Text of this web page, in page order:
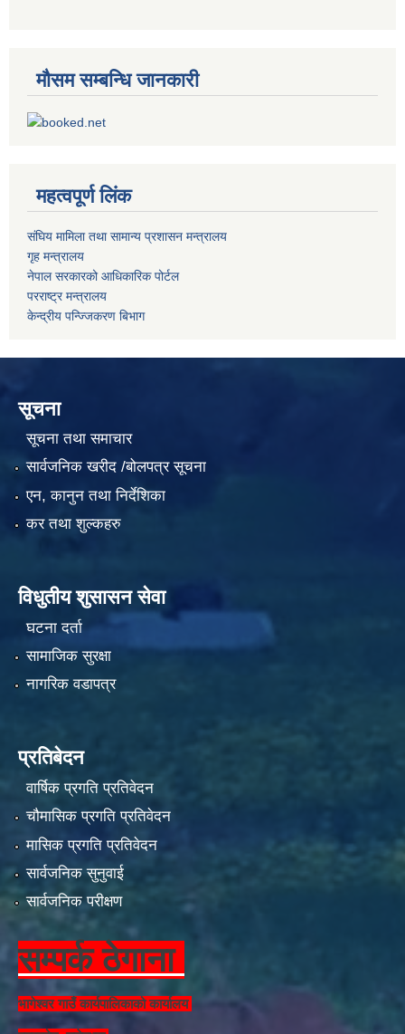
मौसम सम्बन्धि जानकारी
महत्वपूर्ण लिंक
संघिय मामिला तथा सामान्य प्रशासन मन्त्रालय
गृह मन्त्रालय
नेपाल सरकारको आधिकारिक पोर्टल
परराष्ट्र मन्त्रालय
केन्द्रीय पन्ज्जिकरण बिभाग
सूचना
सूचना तथा समाचार
सार्वजनिक खरीद /बोलपत्र सूचना
एन, कानुन तथा निर्देशिका
कर तथा शुल्कहरु
विधुतीय शुसासन सेवा
घटना दर्ता
सामाजिक सुरक्षा
नागरिक वडापत्र
प्रतिबेदन
वार्षिक प्रगति प्रतिवेदन
चौमासिक प्रगति प्रतिवेदन
मासिक प्रगति प्रतिवेदन
सार्वजनिक सुनुवाई
सार्वजनिक परीक्षण
सम्पर्क ठेगाना
भागेश्वर गाउँ कार्यपालिकाको कार्यालय